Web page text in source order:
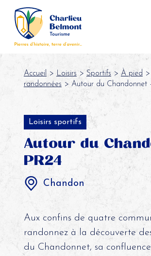
Accueil > Loisirs > Sportifs > À pied >
randonnées > Autour du Chandonnet
Loisirs sportifs
Autour du
PR24
Chandon
Aux confins de quatre
randonnez à la découverte
du Chandonnet, sa
Panneau de gestion des cookies